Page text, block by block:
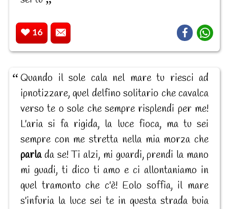
16
Quando il sole cala nel mare tu riesci ad
ipnotizzare, quel delfino solitario che cavalca
verso te o sole che sempre risplendi per me!
L'aria si fa rigida, la luce fioca, ma tu sei
sempre con me stretta nella mia morza che
parlada se! Ti alzi, mi guardi, prendi la mano
mi guadi, ti dico ti amo e ci allontaniamo in
quel tramonto che c'è! Eolo soffia, il mare
s'infuria la luce sei te in questa strada buia